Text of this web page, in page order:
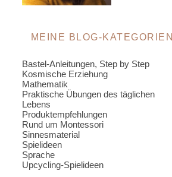
MEINE BLOG-KATEGORIEN
Bastel-Anleitungen, Step by Step
Kosmische Erziehung
Mathematik
Praktische Übungen des täglichen
Lebens
Produktempfehlungen
Rund um Montessori
Sinnesmaterial
Spielideen
Sprache
Upcycling-Spielideen